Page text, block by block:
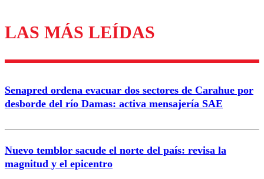
Los comentarios son moderados para garantizar un
diálogo respetuoso.
Correo
LAS MÁS LEÍDAS
Senapred ordena evacuar dos sectores de Carahue por
desborde del río Damas: activa mensajería SAE
Nuevo temblor sacude el norte del país: revisa la
magnitud y el epicentro